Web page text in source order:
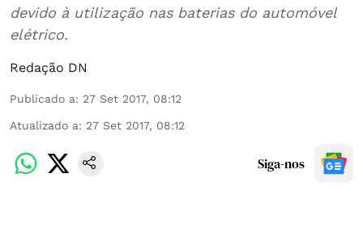
devido à utilização nas baterias do automóvel
elétrico.
Redação DN
Publicado a: 27 Set 2017, 08:12
Atualizado a: 27 Set 2017, 08:12
Siga-nos